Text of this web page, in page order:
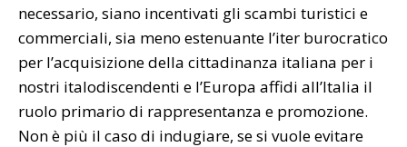
necessario, siano incentivati gli scambi turistici e
commerciali, sia meno estenuante l’iter burocratico
per l’acquisizione della cittadinanza italiana per i
nostri italodiscendenti e l’Europa affidi all’Italia il
ruolo primario di rappresentanza e promozione.
Non è più il caso di indugiare, se si vuole evitare